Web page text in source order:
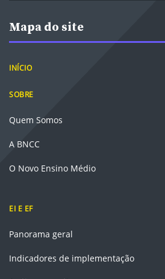
Mapa do site
INÍCIO
SOBRE
Quem Somos
A BNCC
O Novo Ensino Médio
EI E EF
Panorama geral
Indicadores de implementação